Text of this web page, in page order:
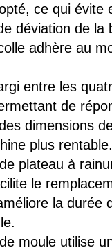
ce qui évite
déviation de la
adhère au
entre les
de
dimensions
plus rentable.
plateau à
le
la durée
moule utilise